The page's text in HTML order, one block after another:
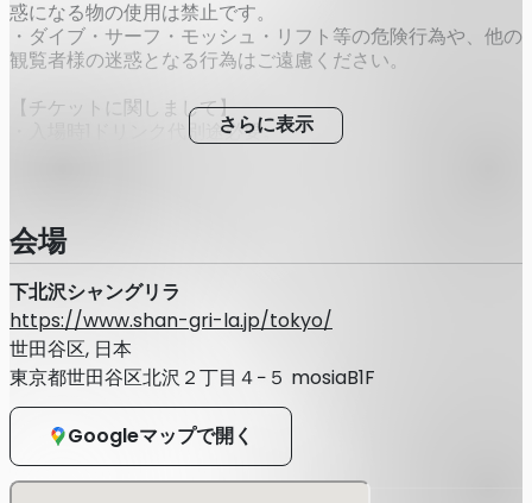
惑になる物の使用は禁止です。
・ダイブ・サーフ・モッシュ・リフト等の危険行為や、他の
観覧者様の迷惑となる行為はご遠慮ください。
【チケットに関しまして】
・入場時1ドリンク代別途必要。
す。
・ご購入者様以外は、いかなる理由でもご入場頂けません。
チェック(本人確認)をさせて頂く場合がございます。
ご来場の際は、顔写真付き公的身分証(運転免許証、パスポ
ート等)を必ずご持参ください。顔写真付き身分証をお持ち
でない方は公的身分証を2点(学生証、健康保険証、住⺠票、
等)ご持参ください。
身分証は必ず原本をご持参ください。
全ての身分証においてコピー/写真画像/データ等は認められ
ません。
・その他、場内外では、係員の指示に従っていただきます。
さらに表示
会場
下北沢シャングリラ
https://www.shan-gri-la.jp/tokyo/
世田谷区, 日本
東京都世田谷区北沢２丁目４−５ mosiaB1F
Googleマップで開く